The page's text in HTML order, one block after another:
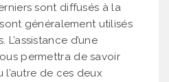
sont diffusés à la
généralement utilisés
d’une
permettra de savoir
l’autre de ces deux